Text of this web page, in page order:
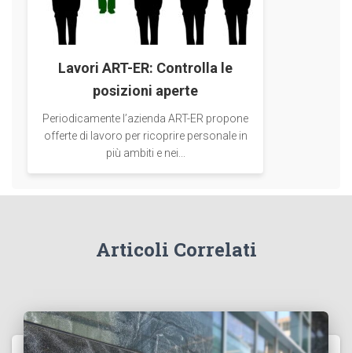
Lavori ART-ER: Controlla le
posizioni aperte
Periodicamente l’azienda ART-ER propone
offerte di lavoro per ricoprire personale in
più ambiti e nei...
Articoli Correlati